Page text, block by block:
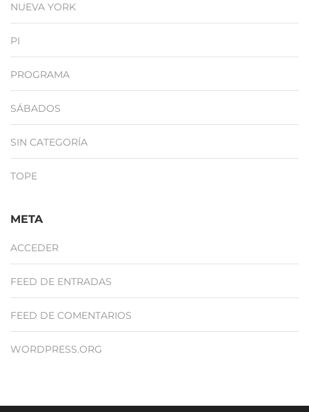
NUEVA YORK
PI
PROGRAMA
SÁBADOS
SIN CATEGORÍA
TOPE
META
ACCEDER
FEED DE ENTRADAS
FEED DE COMENTARIOS
WORDPRESS.ORG